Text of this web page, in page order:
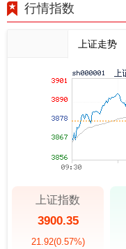
行情指数
上证走势
上证指数
3900.35
21.92(0.57%)